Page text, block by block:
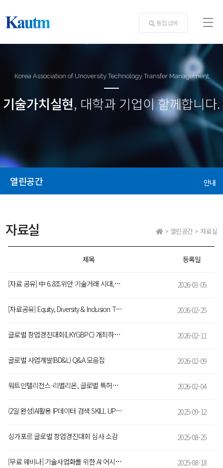
통합검색
안내
Korea Association of Unoversity Technology Transfer Management
기술가치실현, 대학과 기업이 함께합니다.
열린공간
자료실 > 열린공간 > 자료실
제목 등록일
[자료 공유] 中 6.8조위안 기술거래 시대, 과학기술서비스업 10대 분야 표준 정비 2026-03-05
[자료공유] Equity, Diversity & Inclusion Toolkit Adapted for Europe: Guidance & Resourses to Establish Best Practice in the Knowledge Transfer Field 2026-02-25
글로벌 창업경진대회(LKYGBPC) 개최하는 SMU 산학협력단(IIE) 2026-02-11
글로벌 사업개발(BD&L) Q&A 모음집 2026-02-09
워트인텔리전스-리벨리온, 글로벌 특허AI 혁신을 위해 MOU 체결 2026-02-04
(2일 완성)AI활용 IP데이터 검색 SKILL UP과정 9/25~26 (신청마감~9/21) 2025-09-12
싱가포르 글로벌 창업경진대회 심사 소감 2025-08-25
[무료 웨비나] 기술사업화를 위한 AI 어시스턴트 2025-08-18